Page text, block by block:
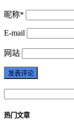
昵称*
E-mail
网站
热门文章